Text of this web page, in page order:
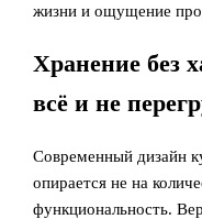
жизни и ощущение
Хранение без
всё и не
Современный дизайн
опирается не на
функциональность.